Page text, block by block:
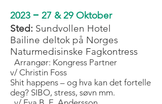
2023 – 27 & 29 Oktober
Sted: Sundvollen Hotel
Bailine deltok på Norges
Naturmedisinske Fagkontress
Arrangør: Kongress Partner
v/ Christin Foss
Shit happens – og hva kan det fortelle
deg? SIBO, stress, søvn mm.